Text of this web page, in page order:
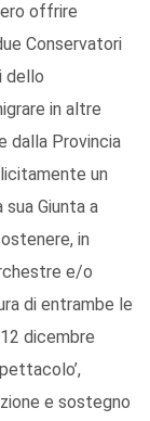
offrire
Conservatori
dello
in altre
dalla Provincia
un
Giunta a
in
e/o
di entrambe le
dicembre
e sostegno